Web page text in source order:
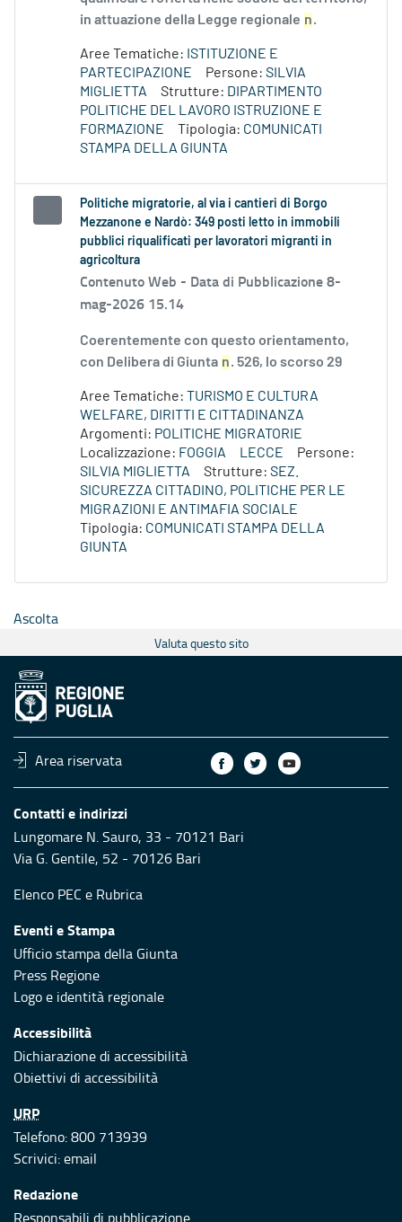
in attuazione della Legge regionale n.
Aree Tematiche: ISTITUZIONE E
PARTECIPAZIONE
Persone: SILVIA
MIGLIETTA
Strutture: DIPARTIMENTO
POLITICHE DEL LAVORO ISTRUZIONE E
FORMAZIONE
Tipologia: COMUNICATI
STAMPA DELLA GIUNTA
Politiche migratorie, al via i cantieri di Borgo
Mezzanone e Nardò: 349 posti letto in immobili
pubblici riqualificati per lavoratori migranti in
agricoltura
Contenuto Web - Data di Pubblicazione 8-
mag-2026 15.14
Coerentemente con questo orientamento,
con Delibera di Giunta n. 526, lo scorso 29
Aree Tematiche: TURISMO E CULTURA
WELFARE, DIRITTI E CITTADINANZA
Argomenti: POLITICHE MIGRATORIE
Localizzazione: FOGGIA LECCE
Persone:
SILVIA MIGLIETTA
Strutture: SEZ.
SICUREZZA CITTADINO, POLITICHE PER LE
MIGRAZIONI E ANTIMAFIA SOCIALE
Tipologia: COMUNICATI STAMPA DELLA
GIUNTA
Ascolta
Valuta questo sito
Area riservata
Contatti e indirizzi
Lungomare N. Sauro, 33 - 70121 Bari
Via G. Gentile, 52 - 70126 Bari
Elenco PEC e Rubrica
Eventi e Stampa
Ufficio stampa della Giunta
Press Regione
Logo e identità regionale
Accessibilità
Dichiarazione di accessibilità
Obiettivi di accessibilità
URP
Telefono: 800 713939
Scrivici:email
Redazione
Responsabili di pubblicazione